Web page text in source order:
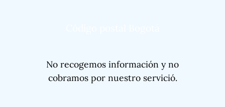
No recogemos información y no
cobramos por nuestro servició.